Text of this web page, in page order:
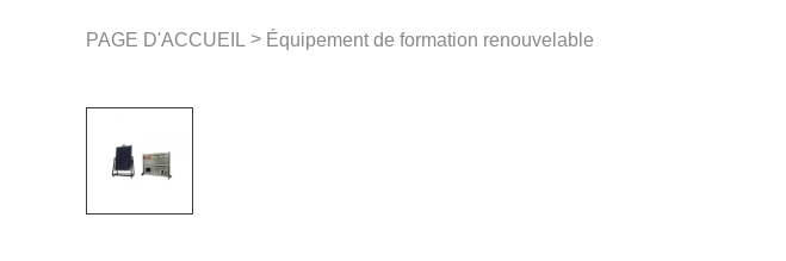
PAGE D'ACCUEIL > Équipement de formation renouvelable